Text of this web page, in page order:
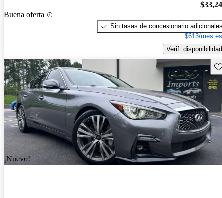
Buena oferta
Sin tasas de concesionario adicionales
$613/mes
Verif. disponibilidad
¡Nuevo!